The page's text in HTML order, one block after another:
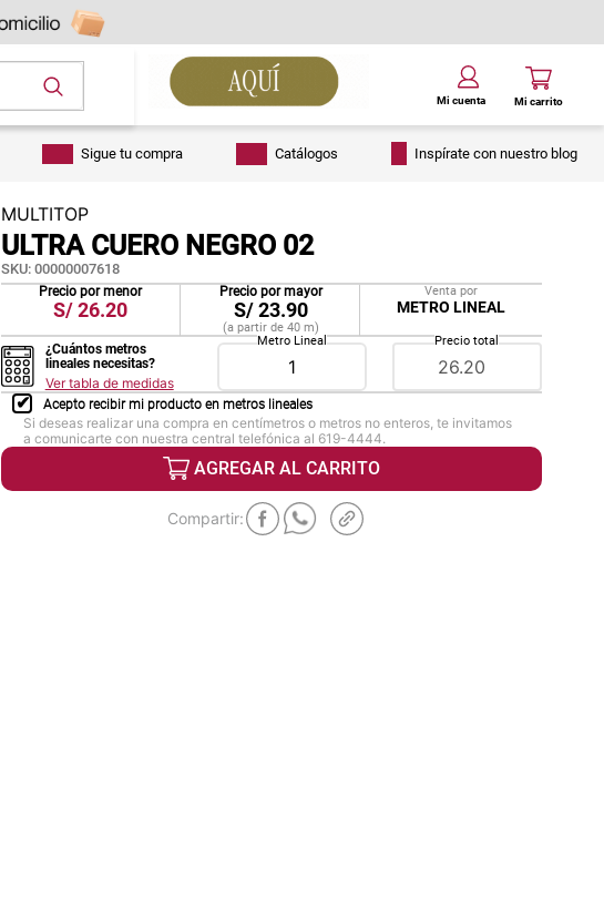
Sigue tu compra Catálogos Inspírate con nuestro blog
MULTITOP
ULTRA CUERO NEGRO 02
SKU: 00000007618
Precio por menor
S/26.20
Precio por mayor
S/23.90
(a partir de 40 m)
Venta por
METRO LINEAL
¿Cuántos metros
lineales necesitas?
Ver tabla de medidas
Metro Lineal Precio total
Acepto recibir mi producto en metros lineales
Si deseas realizar una compra en centímetros o metros no enteros, te invitamos
a comunicarte con nuestra central telefónica al 619-4444.
AGREGAR AL CARRITO